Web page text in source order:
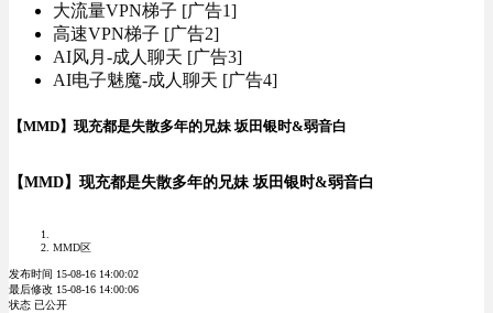
大流量VPN梯子 [广告1]
高速VPN梯子 [广告2]
AI风月-成人聊天 [广告3]
AI电子魅魔-成人聊天 [广告4]
【MMD】现充都是失散多年的兄妹 坂田银时&弱音白
【MMD】现充都是失散多年的兄妹 坂田银时&弱音白
MMD区
发布时间 15-08-16 14:00:02
最后修改 15-08-16 14:00:06
状态 已公开